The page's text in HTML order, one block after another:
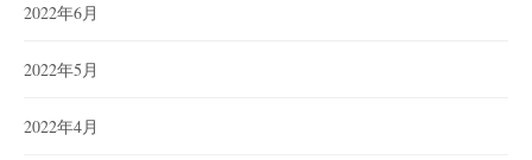
2022年6月
2022年5月
2022年4月